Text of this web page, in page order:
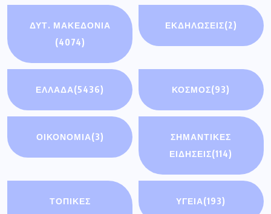
ΔΥΤ. ΜΑΚΕΔΟΝΙΑ
(4074)
ΕΚΔΗΛΩΣΕΙΣ(2)
ΕΛΛΑΔΑ(5436) ΚΟΣΜΟΣ(93)
ΟΙΚΟΝΟΜΊΑ(3)
ΣΗΜΑΝΤΙΚΈΣ
ΕΙΔΉΣΕΙΣ(114)
ΤΟΠΙΚΕΣ
ΥΓΕΙΑ(193)